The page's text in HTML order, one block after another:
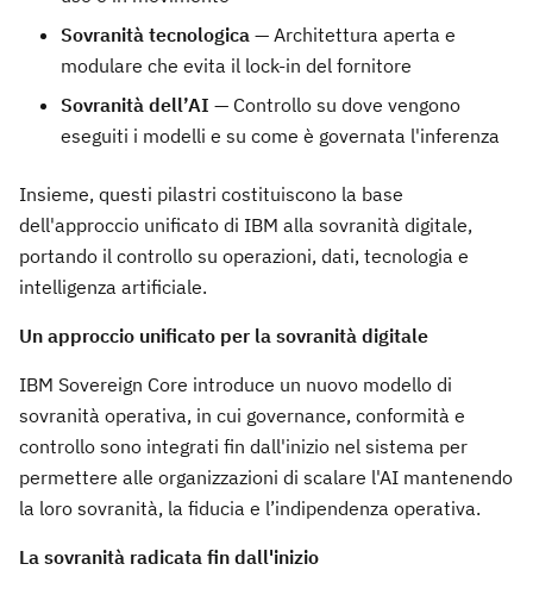
Sovranità tecnologica — Architettura aperta e
modulare che evita il lock-in del fornitore
Sovranità dell’AI — Controllo su dove vengono
eseguiti i modelli e su come è governata l'inferenza
Insieme, questi pilastri costituiscono la base
dell'approccio unificato di IBM alla sovranità digitale,
portando il controllo su operazioni, dati, tecnologia e
intelligenza artificiale.
Un approccio unificato per la sovranità digitale
IBM Sovereign Core introduce un nuovo modello di
sovranità operativa, in cui governance, conformità e
controllo sono integrati fin dall'inizio nel sistema per
permettere alle organizzazioni di scalare l'AI mantenendo
la loro sovranità, la fiducia e l’indipendenza operativa.
La sovranità radicata fin dall'inizio